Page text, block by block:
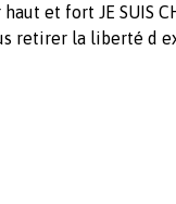
et fort JE SUIS
retirer la liberté d